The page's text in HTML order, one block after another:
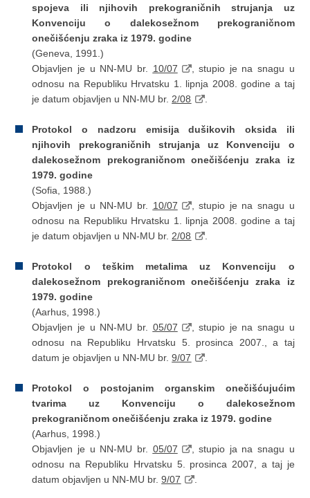
spojeva ili njihovih prekograničnih strujanja uz
Konvenciju o dalekosežnom prekograničnom
onečišćenju zraka iz 1979. godine
(Geneva, 1991.)
Objavljen je u NN-MU br. 10/07
, stupio je na snagu u
odnosu na Republiku Hrvatsku 1. lipnja 2008. godine a taj
je datum objavljen u NN-MU br. 2/08
Protokol o nadzoru emisija dušikovih oksida ili
njihovih prekograničnih strujanja uz Konvenciju o
dalekosežnom prekograničnom onečišćenju zraka iz
1979. godine
(Sofia, 1988.)
Objavljen je u NN-MU br. 10/07
, stupio je na snagu u
odnosu na Republiku Hrvatsku 1. lipnja 2008. godine a taj
je datum objavljen u NN-MU br. 2/08
Protokol o teškim metalima uz Konvenciju o
dalekosežnom prekograničnom onečišćenju zraka iz
1979. godine
(Aarhus, 1998.)
Objavljen je u NN-MU br. 05/07
, stupio je na snagu u
odnosu na Republiku Hrvatsku 5. prosinca 2007., a taj
datum je objavljen u NN-MU br.9/07
Protokol o postojanim organskim onečišćujućim
tvarima uz Konvenciju o dalekosežnom
prekograničnom onečišćenju zraka iz 1979. godine
(Aarhus, 1998.)
Objavljen je u NN-MU br. 05/07
, stupio ja na snagu u
odnosu na Republiku Hrvatsku 5. prosinca 2007, a taj je
datum objavljen u NN-MU br.9/07